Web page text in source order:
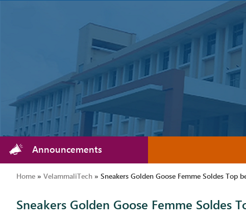
Announcements
Home » VelammaliTech » Sneakers Golden Goose Femme Soldes Top
Sneakers Golden Goose Femme Soldes